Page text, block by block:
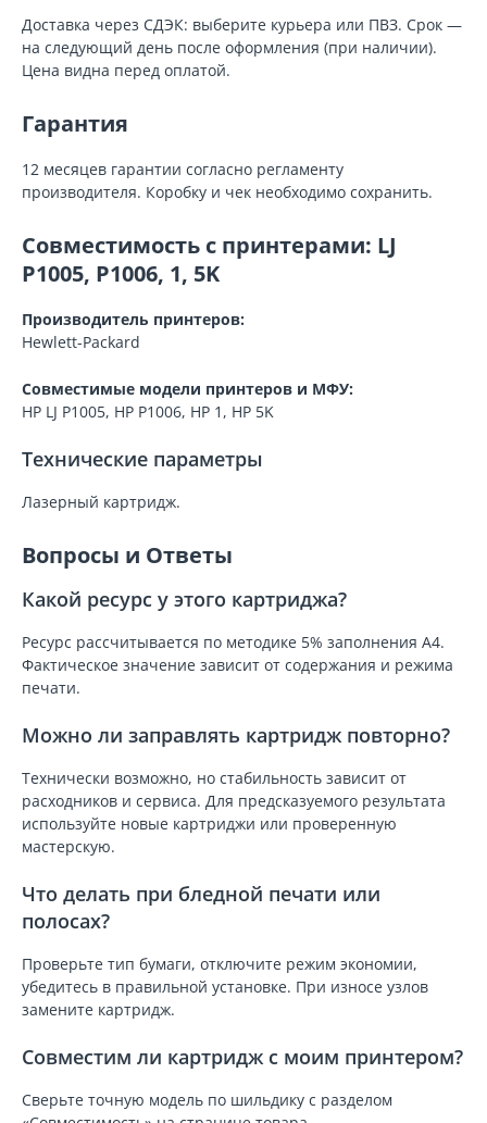
Доставка через СДЭК: выберите курьера или ПВЗ. Срок —
на следующий день после оформления (при наличии).
Цена видна перед оплатой.
Гарантия
12 месяцев гарантии согласно регламенту
производителя. Коробку и чек необходимо сохранить.
Совместимость с принтерами: LJ
P1005, P1006, 1, 5K
Производитель принтеров:
Hewlett-Packard
Совместимые модели принтеров и МФУ:
HP LJ P1005, HP P1006, HP 1, HP 5K
Технические параметры
Лазерный картридж.
Вопросы и Ответы
Какой ресурс у этого картриджа?
Ресурс рассчитывается по методике 5% заполнения A4.
Фактическое значение зависит от содержания и режима
печати.
Можно ли заправлять картридж повторно?
Технически возможно, но стабильность зависит от
расходников и сервиса. Для предсказуемого результата
используйте новые картриджи или проверенную
мастерскую.
Что делать при бледной печати или
полосах?
Проверьте тип бумаги, отключите режим экономии,
убедитесь в правильной установке. При износе узлов
замените картридж.
Совместим ли картридж с моим принтером?
Сверьте точную модель по шильдику с разделом